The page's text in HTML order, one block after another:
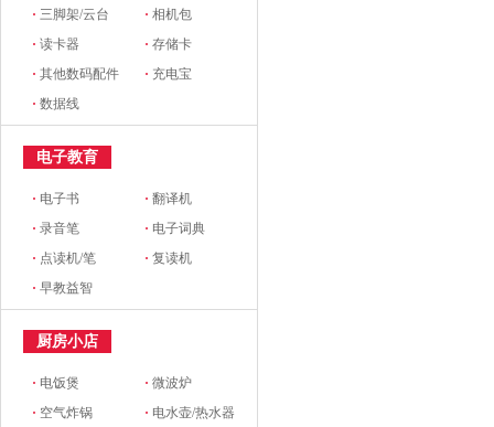
·三脚架/云台 ·相机包
·读卡器 ·存储卡
·其他数码配件 · 充电宝
·数据线
电子教育
· 电子书 ·翻译机
·录音笔 · 电子词典
· 点读机/笔 ·复读机
·早教益智
厨房小店
· 电饭煲 ·微波炉
· 空气炸锅 · 电水壶/热水器